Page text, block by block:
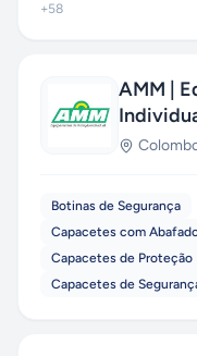
+58
AMM |
Botinas de Segurança
Capacetes com
Capacetes de Proteção
Capacetes de